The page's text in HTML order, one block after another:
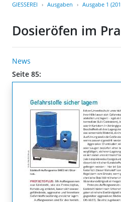
GIESSEREI Ausgaben Ausgabe 1
Dosieröfen im
News
Seite 85: